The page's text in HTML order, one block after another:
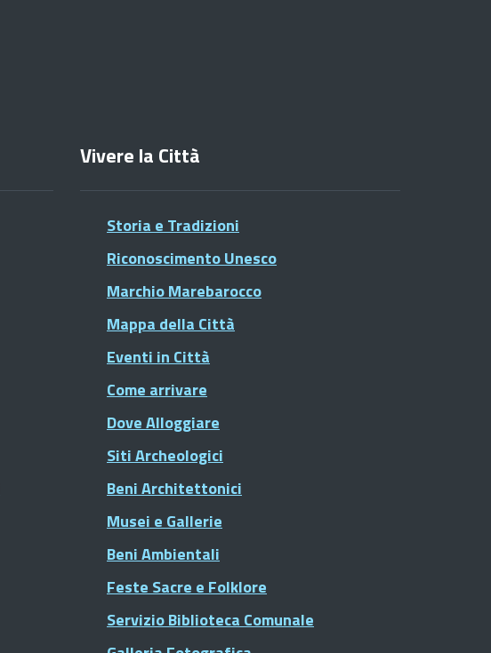
Vivere la Città
Storia e Tradizioni
Riconoscimento Unesco
Marchio Marebarocco
Mappa della Città
Eventi in Città
Come arrivare
Dove Alloggiare
Siti Archeologici
Beni Architettonici
Musei e Gallerie
Beni Ambientali
Feste Sacre e Folklore
Servizio Biblioteca Comunale